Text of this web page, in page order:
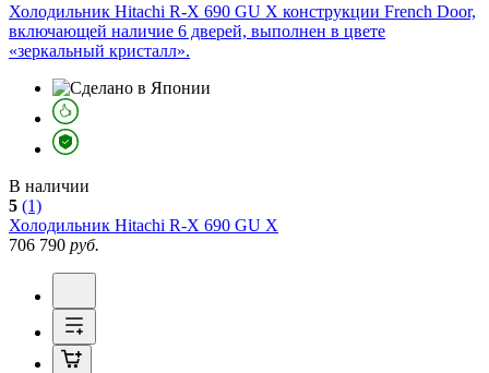
Холодильник Hitachi R-X 690 GU X конструкции French Door,
включающей наличие 6 дверей, выполнен в цвете
«зеркальный кристалл».
В наличии
5 (1)
Холодильник Hitachi R-X 690 GU X
706 790 руб.